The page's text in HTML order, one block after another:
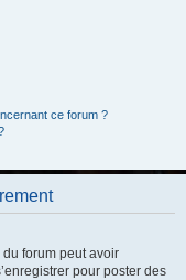
ce forum ?
forum peut avoir
pour poster des